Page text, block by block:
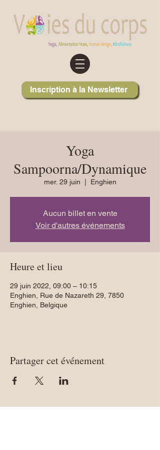
Inscription à la Newsletter
Yoga
Sampoorna/Dynamique
mer. 29 juin Enghien
Aucun billet en vente
Voir d'autres événements
Heure et lieu
29 juin 2022, 09:00 – 10:15
Enghien, Rue de Nazareth 29, 7850
Enghien, Belgique
Partager cet événement